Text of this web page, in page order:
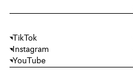
TikTok
Instagram
YouTube